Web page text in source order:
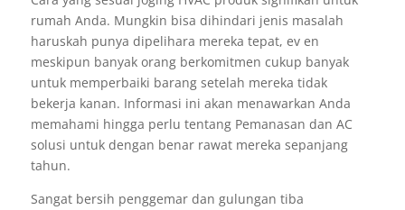
rumah Anda. Mungkin bisa dihindari jenis masalah
haruskah punya dipelihara mereka tepat, ev en
meskipun banyak orang berkomitmen cukup banyak
untuk memperbaiki barang setelah mereka tidak
bekerja kanan. Informasi ini akan menawarkan Anda
memahami hingga perlu tentang Pemanasan dan AC
solusi untuk dengan benar rawat mereka sepanjang
tahun.
Sangat bersih penggemar dan gulungan tiba